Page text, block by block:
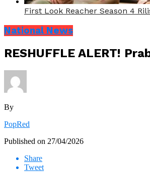
First Look Reacher Season 4
National News
RESHUFFLE ALERT!
By
PopRed
Published on 27/04/2026
Share
Tweet